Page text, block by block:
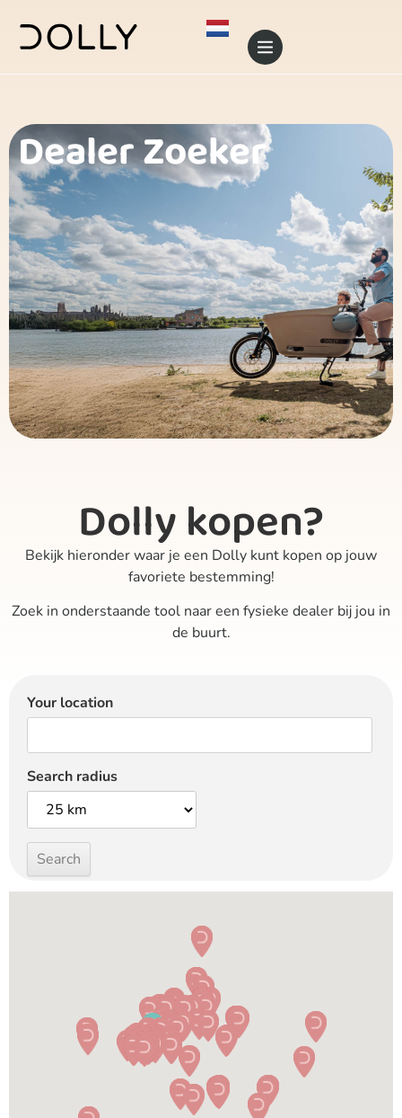
Dealer Zoeker
Dolly kopen?
Bekijk hieronder waar je een Dolly kunt kopen op jouw
favoriete bestemming!
Zoek in onderstaande tool naar een fysieke dealer bij jou in
de buurt.
Your location
Search radius